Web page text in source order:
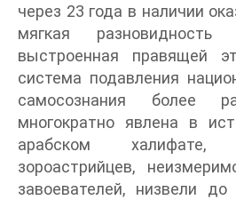
через 23 года в наличии
мягкая разновидность
выстроенная правящей
система подавления
самосознания более
многократно явлена в
арабском
зороастрийцев,
завоевателей, низвели